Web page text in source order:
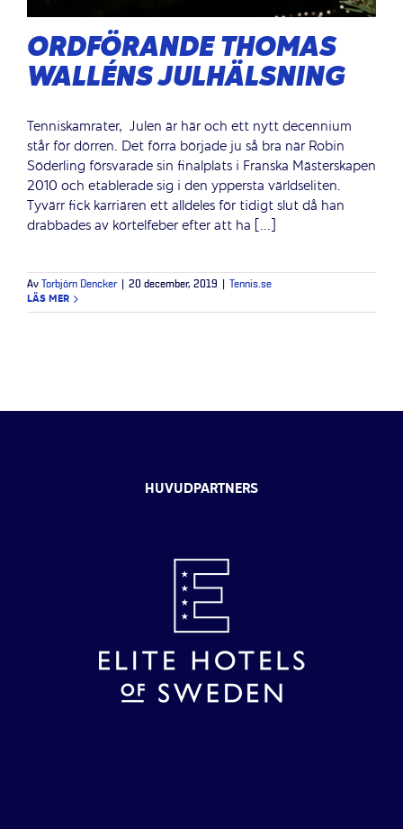
ORDFÖRANDE THOMAS
WALLÉNS JULHÄLSNING
Tenniskamrater, Julen är här och ett nytt decennium
står för dörren. Det förra började ju så bra när Robin
Söderling försvarade sin finalplats i Franska Mästerskapen
2010 och etablerade sig i den yppersta världseliten.
Tyvärr fick karriären ett alldeles för tidigt slut då han
drabbades av körtelfeber efter att ha [...]
Av Torbjörn Dencker 20 december, 2019 Tennis.se
LÄS MER
HUVUDPARTNERS